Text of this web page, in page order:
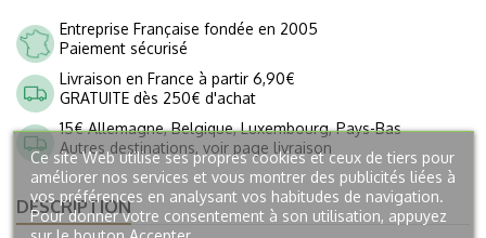
Entreprise Française fondée en 2005
Paiement sécurisé
Livraison en France à partir 6,90€
GRATUITE dès 250€ d'achat
15€ Allemagne, Belgique, Luxembourg, Pays-Bas
Autres destinations, voir page livraison
DESCRIPTION
Ce site Web utilise ses propres cookies et ceux de tiers pour
améliorer nos services et vous montrer des publicités liées à
vos préférences en analysant vos habitudes de navigation.
Pour donner votre consentement à son utilisation, appuyez
sur le bouton Accepter.